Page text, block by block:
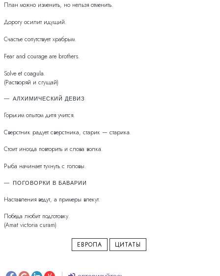
План можно изменить, но нельзя отменить.
Дорогу осилит идущий.
Счастье сопутствует храбрым.
Fear and courage are brothers.
Solve et coagula.
(Растворяй и сгущай)
АЛХИМИЧЕСКИЙ ДЕВИЗ
Горьким опытом дитя учится.
Сверстник радует сверстника, старик — старика.
Стоит иногда повторить и слова волка.
Рыба начинает тухнуть с головы.
ПОГОВОРКИ В БАВАРИИ
Наставления ведут, а примеры влекут.
Победа любит подготовку.
(Amat victoria curam)
ЕВРОПА ЦИТАТЫ